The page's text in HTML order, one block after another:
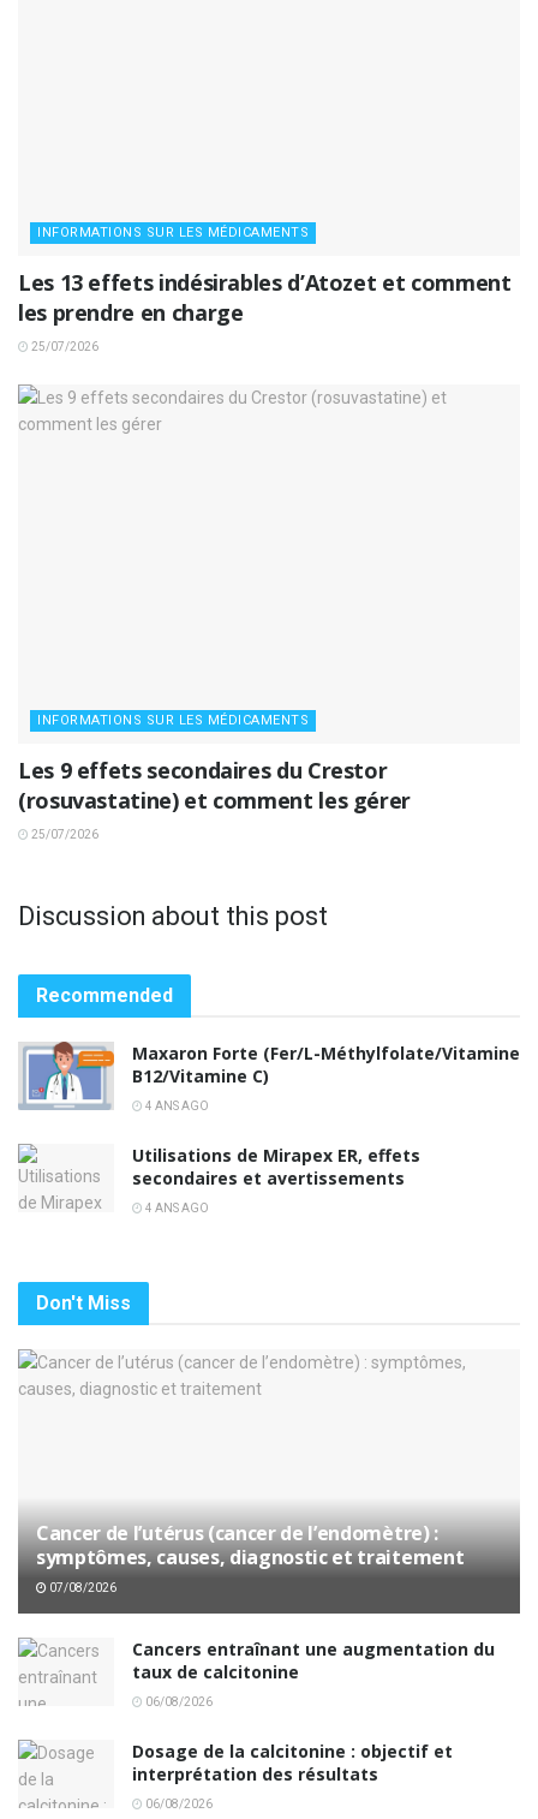
INFORMATIONS SUR LES MÉDICAMENTS
Les 13 effets indésirables d’Atozet et comment
les prendre en charge
25/07/2026
INFORMATIONS SUR LES MÉDICAMENTS
Les 9 effets secondaires du Crestor
(rosuvastatine) et comment les gérer
25/07/2026
Discussion about this post
Recommended
Maxaron Forte (Fer/L-Méthylfolate/Vitamine
B12/Vitamine C)
4 ANS AGO
Utilisations de Mirapex ER, effets
secondaires et avertissements
4 ANS AGO
Don't Miss
Cancer de l’utérus (cancer de l’endomètre) :
symptômes, causes, diagnostic et traitement
07/08/2026
Cancers entraînant une augmentation du
taux de calcitonine
06/08/2026
Dosage de la calcitonine : objectif et
interprétation des résultats
06/08/2026